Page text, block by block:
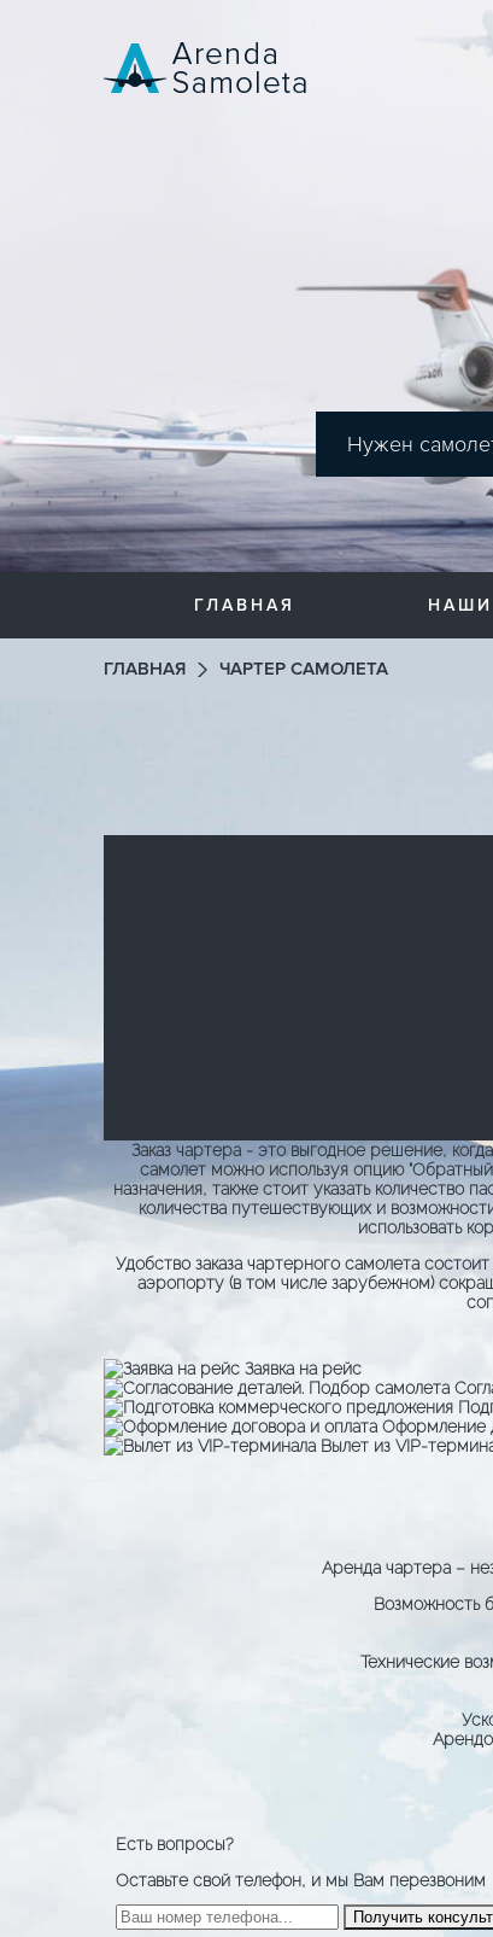
Нужен
ГЛАВНАЯ
ГЛАВНАЯ ЧАРТЕР САМОЛЕТА
Заказ чартера - это выгодное решение,
самолет можно используя опцию "Обратный
назначения, также стоит указать количество
количества путешествующих и
использовать
Удобство заказа чартерного самолета
аэропорту (в том числе зарубежном)
Заявка на рейс
Оформление
Вылет из VIP-
Аренда чартера –
Возможность
Технические
Есть вопросы?
Оставьте свой телефон, и мы Вам перезвоним